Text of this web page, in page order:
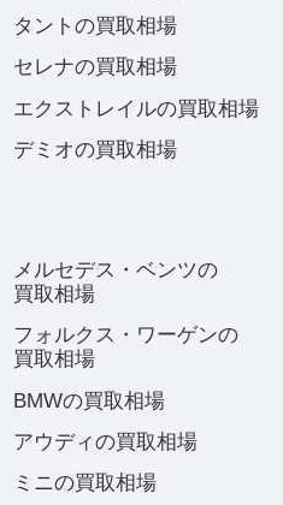
タントの買取相場
セレナの買取相場
エクストレイルの買取相場
デミオの買取相場
メルセデス・ベンツの
買取相場
フォルクス・ワーゲンの
買取相場
BMWの買取相場
アウディの買取相場
ミニの買取相場